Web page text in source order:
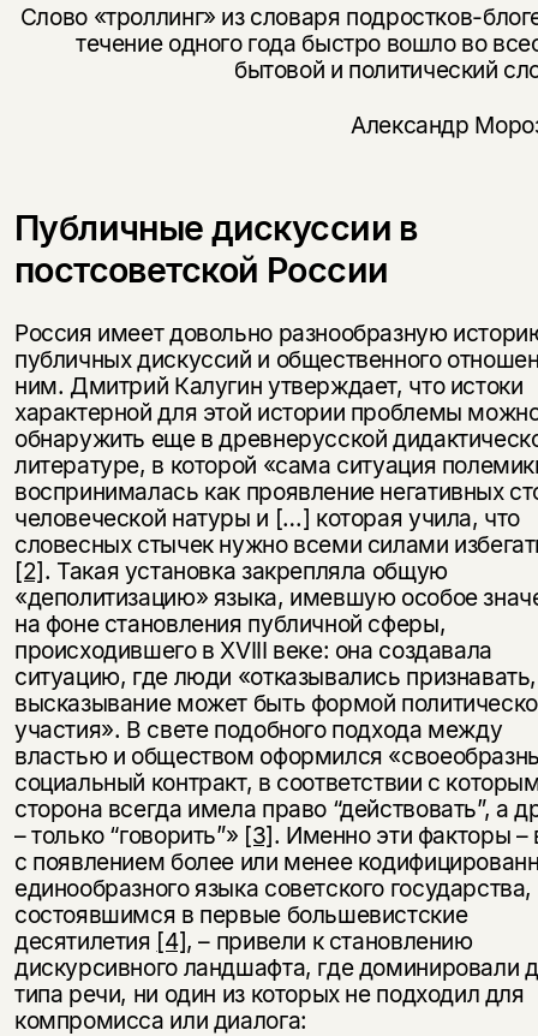
Слово «троллинг» из словаря подростков-
течение одного года быстро вошло во
бытовой и политический
Александр
Публичные дискуссии в
постсоветской России
Россия имеет довольно разнообразную
публичных дискуссий и общественного
ним. Дмитрий Калугин утверждает, что истоки
характерной для этой истории проблемы
обнаружить еще в древнерусской
литературе, в которой «сама ситуация
воспринималась как проявление негативных
человеческой натуры и […] которая учила, что
словесных стычек нужно всеми силами
[2]. Такая установка закрепляла общую
«деполитизацию» языка, имевшую особое
на фоне становления публичной сферы,
происходившего в XVIII веке: она создавала
ситуацию, где люди «отказывались
высказывание может быть формой
участия». В свете подобного подхода между
властью и обществом оформился
социальный контракт, в соответствии с
сторона всегда имела право “действовать”, а
– только “говорить”» [3]. Именно эти факторы –
с появлением более или менее
единообразного языка советского государства,
состоявшимся в первые большевистские
десятилетия [4], – привели к становлению
дискурсивного ландшафта, где доминировали
типа речи, ни один из которых не подходил для
компромисса или диалога: